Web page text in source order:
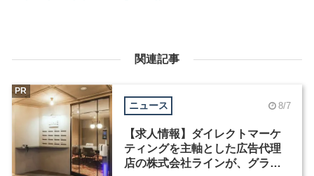
関連記事
ニュース 8/7
【求人情報】ダイレクトマーケ
ティングを主軸とした広告代理
店の株式会社ラインが、グラフ
PR